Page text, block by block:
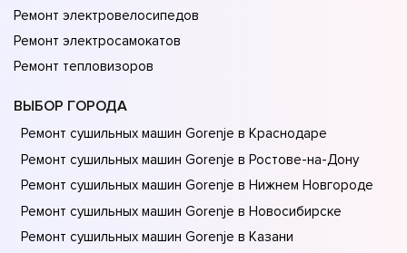
Ремонт электровелосипедов
Ремонт электросамокатов
Ремонт тепловизоров
ВЫБОР ГОРОДА
Ремонт сушильных машин Gorenje в Краснодаре
Ремонт сушильных машин Gorenje в Ростове-на-Донy
Ремонт сушильных машин Gorenje в Нижнем Новгороде
Ремонт сушильных машин Gorenje в Новосибирске
Ремонт сушильных машин Gorenje в Казани